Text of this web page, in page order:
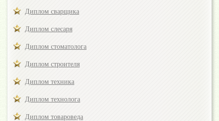
Диплом сварщика
Диплом слесаря
Диплом стоматолога
Диплом строителя
Диплом техника
Диплом технолога
Диплом товароведа